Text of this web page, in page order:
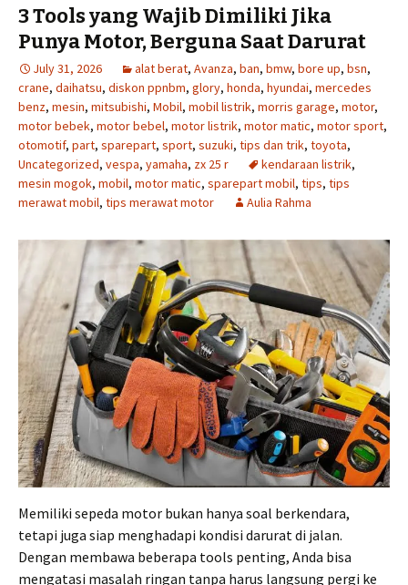
3 Tools yang Wajib Dimiliki Jika
Punya Motor, Berguna Saat Darurat
July 31, 2026 alat berat, Avanza, ban, bmw, bore up, bsn,
crane, daihatsu, diskon ppnbm, glory, honda, hyundai, mercedes
benz, mesin, mitsubishi, Mobil, mobil listrik, morris garage, motor,
motor bebek, motor bebel, motor listrik, motor matic, motor sport,
otomotif, part, sparepart, sport, suzuki, tips dan trik, toyota,
Uncategorized, vespa, yamaha, zx 25 r kendaraan listrik,
mesin mogok, mobil, motor matic, sparepart mobil, tips, tips
merawat mobil, tips merawat motor Aulia Rahma
Memiliki sepeda motor bukan hanya soal berkendara,
tetapi juga siap menghadapi kondisi darurat di jalan.
Dengan membawa beberapa tools penting, Anda bisa
mengatasi masalah ringan tanpa harus langsung pergi ke